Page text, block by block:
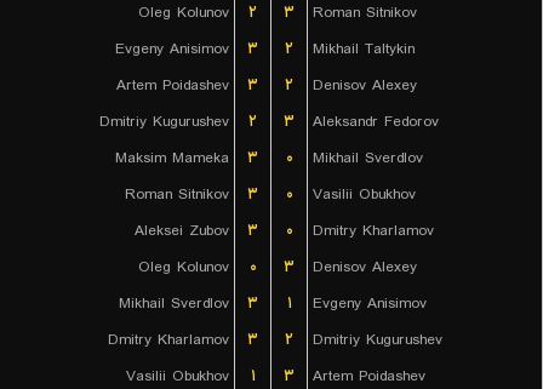
Oleg Kolunov
۲ ۳
Roman Sitnikov
Evgeny Anisimov
۳ ۲
Mikhail Taltykin
Artem Poidashev
۳ ۲
Denisov Alexey
Dmitriy Kugurushev
۲ ۳
Aleksandr Fedorov
Maksim Mameka
۳ ۰
Mikhail Sverdlov
Roman Sitnikov
۳ ۰
Vasilii Obukhov
Aleksei Zubov
۳ ۰
Dmitry Kharlamov
Oleg Kolunov
۰ ۳
Denisov Alexey
Mikhail Sverdlov
۳ ۱
Evgeny Anisimov
Dmitry Kharlamov
۳ ۲
Dmitriy Kugurushev
Vasilii Obukhov
۱ ۳
Artem Poidashev